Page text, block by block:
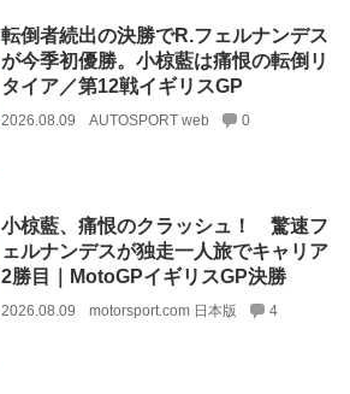
転倒者続出の決勝でR.フェルナンデス
が今季初優勝。小椋藍は痛恨の転倒リ
タイア／第12戦イギリスGP
2026.08.09 AUTOSPORT web 0
小椋藍、痛恨のクラッシュ！ 驚速フ
ェルナンデスが独走一人旅でキャリア
2勝目｜MotoGPイギリスGP決勝
2026.08.09 motorsport.com 日本版 4